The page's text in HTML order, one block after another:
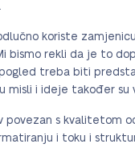
koriste zamjenicu
bismo rekli da je to
treba biti
misli i ideje također su
povezan s kvalitetom
i toku i